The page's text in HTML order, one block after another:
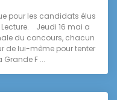
pour les candidats élus
Jeudi 16 mai a
du concours, chacun
de lui-même pour tenter
F ...